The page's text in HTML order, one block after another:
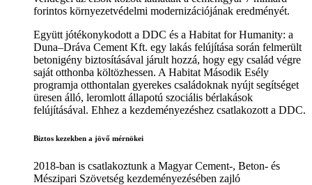
forintos környezetvédelmi modernizációjának eredményét.
Együtt jótékonykodott a DDC és a Habitat for Humanity: a
Duna–Dráva Cement Kft. egy lakás felújítása során felmerült
betonigény biztosításával járult hozzá, hogy egy család végre
saját otthonba költözhessen. A Habitat Második Esély
programja otthontalan gyerekes családoknak nyújt segítséget
üresen álló, leromlott állapotú szociális bérlakások
felújításával. Ehhez a kezdeményezéshez csatlakozott a DDC.
Biztos kezekben a jövő mérnökei
2018-ban is csatlakoztunk a Magyar Cement-, Beton- és
Mészipari Szövetség kezdeményezésében zajló